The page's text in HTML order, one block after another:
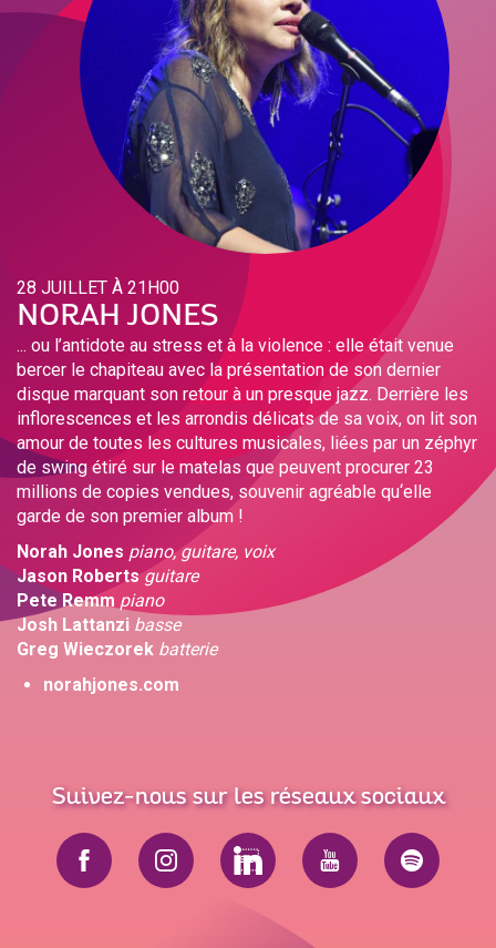
28 JUILLET À 21H00
NORAH JONES
... ou l’antidote au stress et à la violence : elle était venue
bercer le chapiteau avec la présentation de son dernier
disque marquant son retour à un presque jazz. Derrière les
inflorescences et les arrondis délicats de sa voix, on lit son
amour de toutes les cultures musicales, liées par un zéphyr
de swing étiré sur le matelas que peuvent procurer 23
millions de copies vendues, souvenir agréable qu‘elle
garde de son premier album !
Norah Jones piano, guitare, voix
Jason Roberts guitare
Pete Remm piano
Josh Lattanzi basse
Greg Wieczorek batterie
norahjones.com
Suivez-nous sur les réseaux sociaux